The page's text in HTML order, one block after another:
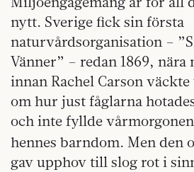
nytt. Sverige fick sin första
naturvårdsorganisation –
Vänner” – redan 1869, nära
innan Rachel Carson
om hur just fåglarna
och inte fyllde
hennes barndom. Men den
gav upphov till slog rot i